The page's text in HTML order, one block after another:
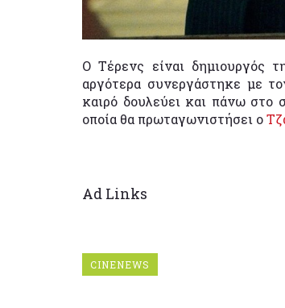
Ο Τέρενς είναι δημιουργός
αργότερα συνεργάστηκε με
καιρό δουλεύει και πάνω στο
οποία θα πρωταγωνιστήσει ο
Ad Links
CINENEWS